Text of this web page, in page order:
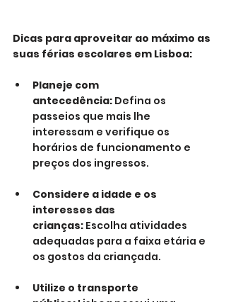
Dicas para aproveitar ao máximo as
suas férias escolares em Lisboa:
Planeje com
antecedência: Defina os
passeios que mais lhe
interessam e verifique os
horários de funcionamento e
preços dos ingressos.
Considere a idade e os
interesses das
crianças: Escolha atividades
adequadas para a faixa etária e
os gostos da criançada.
Utilize o transporte